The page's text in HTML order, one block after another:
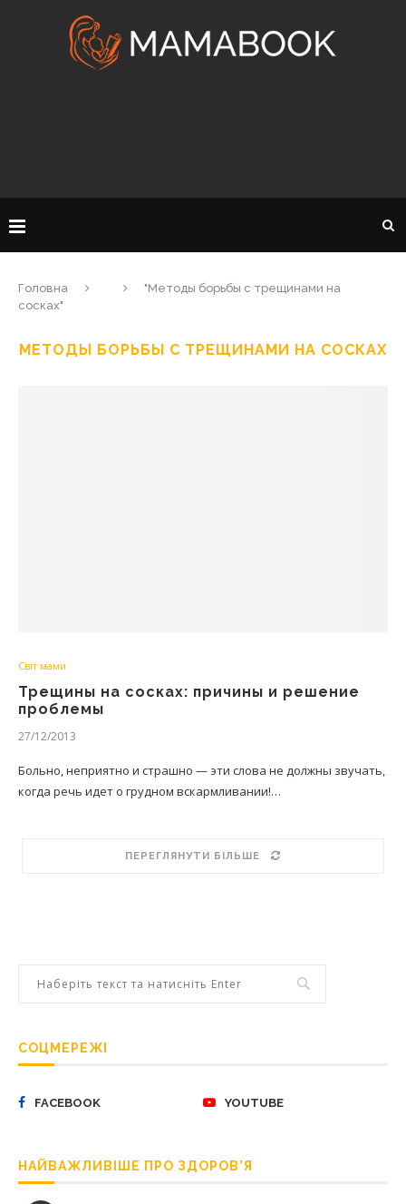
Головна
"Методы борьбы с трещинами на
сосках"
МЕТОДЫ БОРЬБЫ С ТРЕЩИНАМИ НА СОСКАХ
Світ мами
Трещины на сосках: причины и решение
проблемы
27/12/2013
Больно, неприятно и страшно — эти слова не должны звучать,
когда речь идет о грудном вскармливании!…
ПЕРЕГЛЯНУТИ БІЛЬШЕ
СОЦМЕРЕЖІ
FACEBOOK YOUTUBE
НАЙВАЖЛИВІШЕ ПРО ЗДОРОВ’Я